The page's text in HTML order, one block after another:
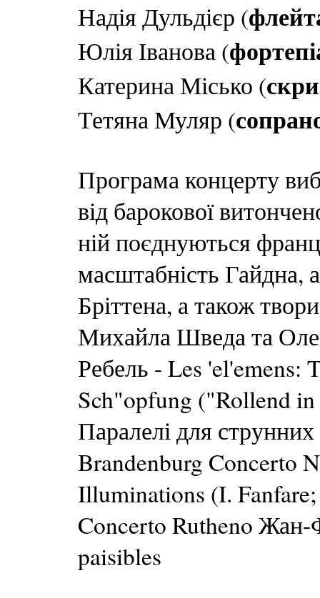
Надія Дульдієр (
Юлія Іванова (
Катерина Місько (
Тетяна Муляр (
Програма концерту
від барокової
ній поєднуються
масштабність Гайдна,
Бріттена, а також
Михайла Шведа та
Ребель - Les
Sch"opfung ("Rollend
Паралелі для
Brandenburg Concerto
Illuminations (I.
Concerto Rutheno Жан-
paisibles